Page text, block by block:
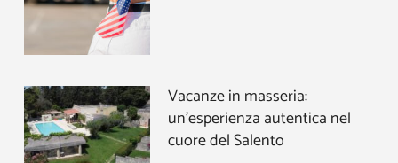
Vacanze in masseria:
un’esperienza autentica nel
cuore del Salento